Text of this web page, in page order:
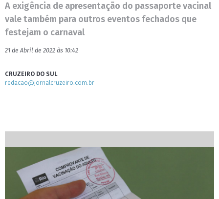
A exigência de apresentação do passaporte vacinal
vale também para outros eventos fechados que
festejam o carnaval
21 de Abril de 2022 às 10:42
CRUZEIRO DO SUL
redacao@jornalcruzeiro.com.br